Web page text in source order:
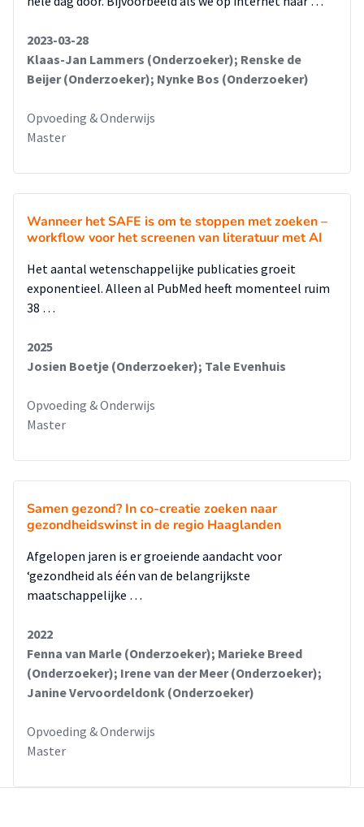
2023-03-28
Klaas-Jan Lammers (Onderzoeker); Renske de
Beijer (Onderzoeker); Nynke Bos (Onderzoeker)
Opvoeding & Onderwijs
Master
Wanneer het SAFE is om te stoppen met zoeken –
workflow voor het screenen van literatuur met AI
Het aantal wetenschappelijke publicaties groeit
exponentieel. Alleen al PubMed heeft momenteel ruim
38 …
2025
Josien Boetje (Onderzoeker); Tale Evenhuis
Opvoeding & Onderwijs
Master
Samen gezond? In co-creatie zoeken naar
gezondheidswinst in de regio Haaglanden
Afgelopen jaren is er groeiende aandacht voor
‘gezondheid als één van de belangrijkste
maatschappelijke …
2022
Fenna van Marle (Onderzoeker); Marieke Breed
(Onderzoeker); Irene van der Meer (Onderzoeker);
Janine Vervoordeldonk (Onderzoeker)
Opvoeding & Onderwijs
Master